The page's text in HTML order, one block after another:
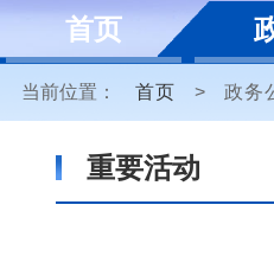
首页
当前位置： 首页 > 政务
重要活动